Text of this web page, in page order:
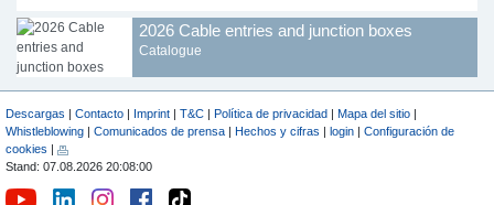
2026 Cable entries and junction boxes
Catalogue
Descargas | Contacto | Imprint | T&C | Política de privacidad | Mapa del sitio |
Whistleblowing | Comunicados de prensa | Hechos y cifras | login | Configuración de
cookies |
Stand: 07.08.2026 20:08:00